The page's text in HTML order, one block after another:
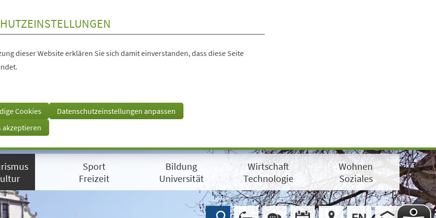
dieser Website erklären Sie sich damit einverstanden, dass diese Seite
Cookies
Datenschutzeinstellungen anpassen
akzeptieren
Sport
Freizeit
Bildung
Universität
Wirtschaft
Technologie
Wohnen
Soziales